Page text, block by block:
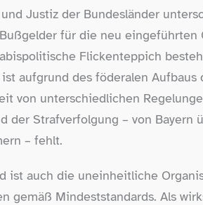
Justiz der Bundesländer
für die neu
Flickenteppich
aufgrund des föderalen Aufbaus
von unterschiedlichen
der Strafverfolgung – von Bayern
– fehlt.
ist auch die uneinheitliche
gemäß Mindeststandards. Als